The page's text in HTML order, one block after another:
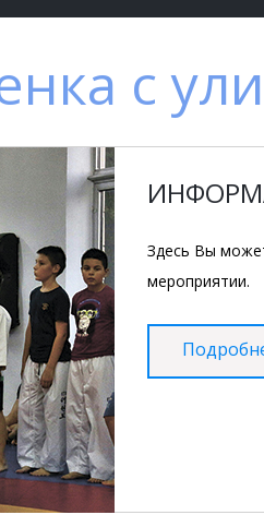
с
Здесь Вы
мероприятии.